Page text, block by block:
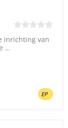
EP
inrichting van
…